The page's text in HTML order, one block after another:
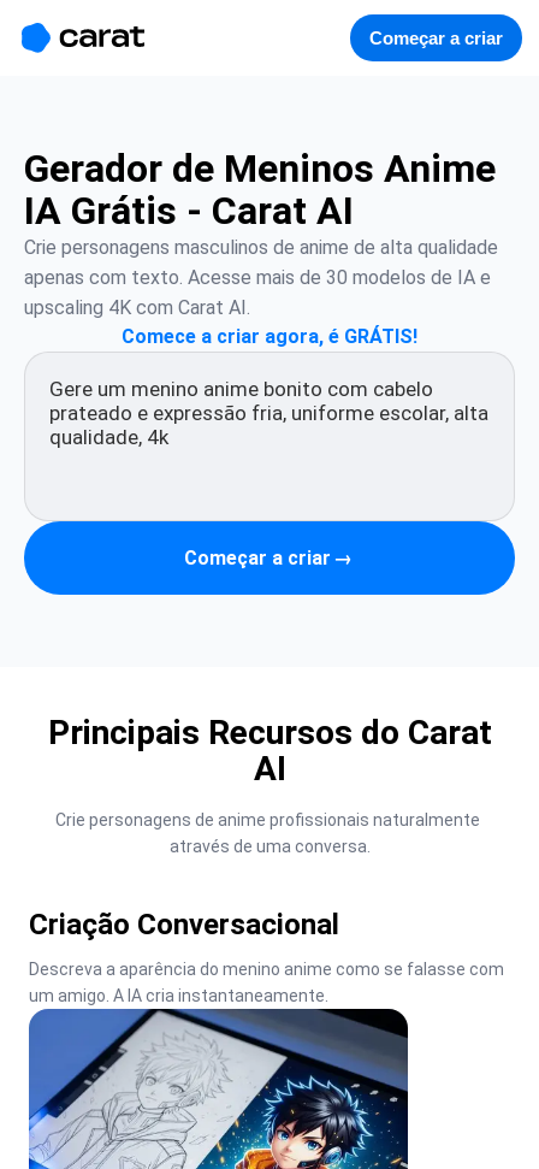
Começar a criar
Gerador de Meninos Anime
IA Grátis - Carat AI
Crie personagens masculinos de anime de alta qualidade
apenas com texto. Acesse mais de 30 modelos de IA e
upscaling 4K com Carat AI.
Comece a criar agora, é GRÁTIS!
Começar a criar →
Principais Recursos do Carat
AI
Crie personagens de anime profissionais naturalmente
através de uma conversa.
Criação Conversacional
Descreva a aparência do menino anime como se falasse com
um amigo. A IA cria instantaneamente.